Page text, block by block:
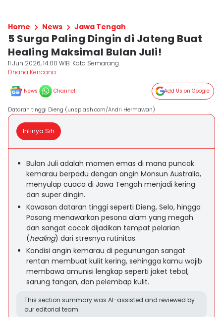
Home News Jawa Tengah
5 Surga Paling Dingin di Jateng Buat
Healing Maksimal Bulan Juli!
11 Jun 2026, 14:00 WIB Kota Semarang
Dhana Kencana
News Channel Add Us on Google
Dataran tinggi Dieng (unsplash.com/Andri Hermawan)
Intinya Sih
Bulan Juli adalah momen emas di mana puncak
kemarau berpadu dengan angin Monsun Australia,
menyulap cuaca di Jawa Tengah menjadi kering
dan super dingin.
Kawasan dataran tinggi seperti Dieng, Selo, hingga
Posong menawarkan pesona alam yang megah
dan sangat cocok dijadikan tempat pelarian
(healing) dari stresnya rutinitas.
Kondisi angin kemarau di pegunungan sangat
rentan membuat kulit kering, sehingga kamu wajib
membawa amunisi lengkap seperti jaket tebal,
sarung tangan, dan pelembap kulit.
This section summary was AI-assisted and reviewed by
our editorial team.